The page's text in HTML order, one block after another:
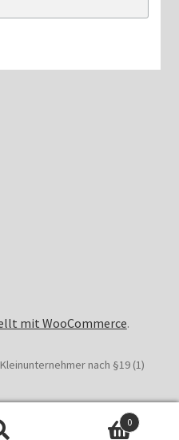
mit WooCommerce.
nach §19 (1)
0